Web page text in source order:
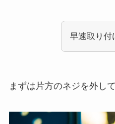
早速取り付
まずは片方のネジを外し